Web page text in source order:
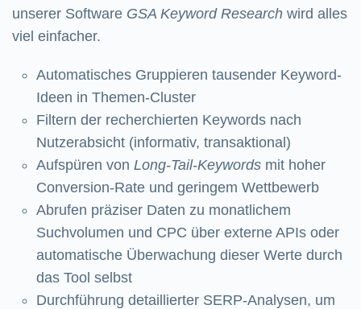
unserer Software GSA Keyword Research wird alles
viel einfacher.
Automatisches Gruppieren tausender Keyword-
Ideen in Themen-Cluster
Filtern der recherchierten Keywords nach
Nutzerabsicht (informativ, transaktional)
Aufspüren von Long-Tail-Keywords mit hoher
Conversion-Rate und geringem Wettbewerb
Abrufen präziser Daten zu monatlichem
Suchvolumen und CPC über externe APIs oder
automatische Überwachung dieser Werte durch
das Tool selbst
Durchführung detaillierter SERP-Analysen, um